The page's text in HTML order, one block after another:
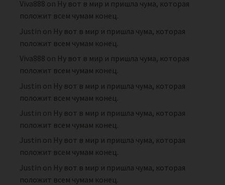
Viva888 on Ну вот в мир и пришла чума, которая
положит всем чумам конец.
Justin on Ну вот в мир и пришла чума, которая
положит всем чумам конец.
Viva888 on Ну вот в мир и пришла чума, которая
положит всем чумам конец.
Justin on Ну вот в мир и пришла чума, которая
положит всем чумам конец.
Justin on Ну вот в мир и пришла чума, которая
положит всем чумам конец.
Justin on Ну вот в мир и пришла чума, которая
положит всем чумам конец.
Justin on Ну вот в мир и пришла чума, которая
положит всем чумам конец.